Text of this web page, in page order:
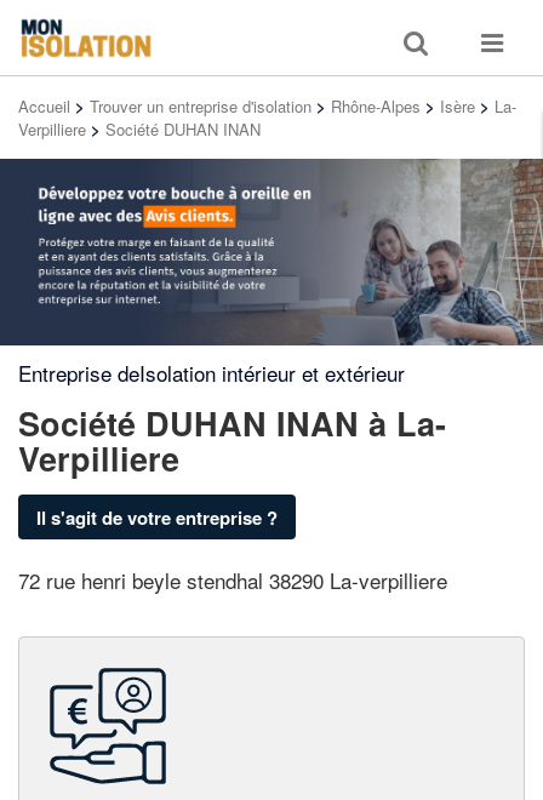
Toggle
search
Toggle
Accueil > Trouver un entreprise d'isolation > Rhône-Alpes > Isère > La-
Verpilliere > Société DUHAN INAN
Entreprise deIsolation intérieur et extérieur
Société DUHAN INAN à La-
Verpilliere
Il s'agit de votre entreprise ?
72 rue henri beyle stendhal 38290 La-verpilliere